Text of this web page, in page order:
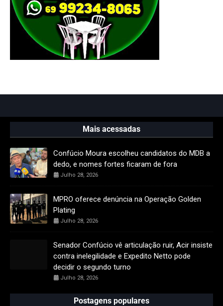
Mais acessadas
Confúcio Moura escolheu candidatos do MDB a
dedo, e nomes fortes ficaram de fora
Julho 28, 2026
MPRO oferece denúncia na Operação Golden
Plating
Julho 28, 2026
Senador Confúcio vê articulação ruir, Acir insiste
contra inelegilidade e Expedito Netto pode
decidir o segundo turno
Julho 28, 2026
Postagens populares